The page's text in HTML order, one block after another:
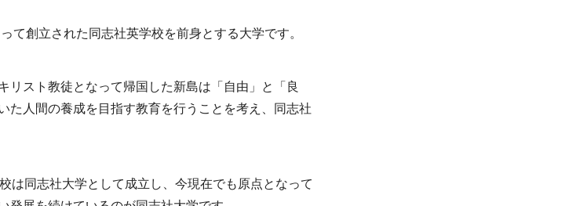
て創立された同志社英学校を前身とする大学です。
リスト教徒となって帰国した新島は「自由」と「良
た人間の養成を目指す教育を行うことを考え、同志社
は同志社大学として成立し、今現在でも原点となって